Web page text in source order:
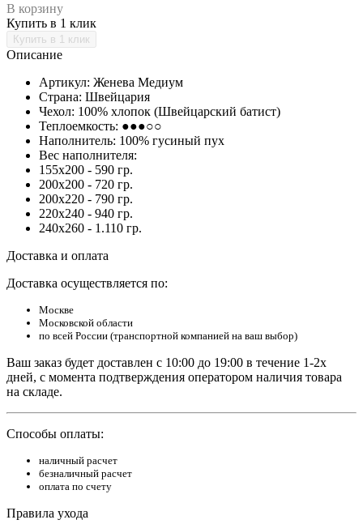
В корзину
Купить в 1 клик
Описание
Артикул: Женева Медиум
Страна: Швейцария
Чехол: 100% хлопок (Швейцарский батист)
Теплоемкость: ●●●○○
Наполнитель: 100% гусиный пух
Вес наполнителя:
155х200 - 590 гр.
200х200 - 720 гр.
200х220 - 790 гр.
220х240 - 940 гр.
240х260 - 1.110 гр.
Доставка и оплата
Доставка осуществляется по:
Москве
Московской области
по всей России (транспортной компанией на ваш выбор)
Ваш заказ будет доставлен с 10:00 до 19:00 в течение 1-2х
дней, с момента подтверждения оператором наличия товара
на складе.
Способы оплаты:
наличный расчет
безналичный расчет
оплата по счету
Правила ухода